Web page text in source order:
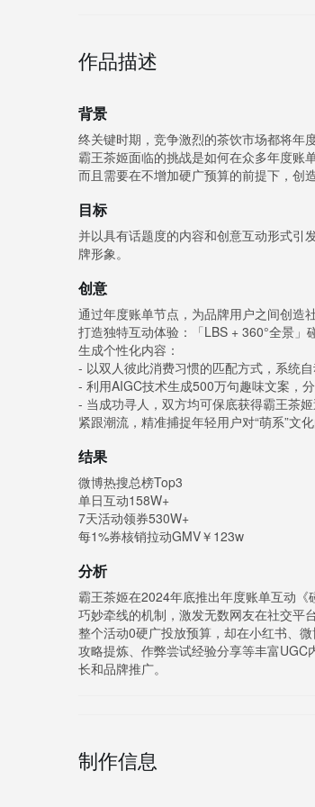
作品描述
背景
终关键时期，竞争激烈的茶饮市场都将年
霸王茶姬面临的挑战是如何在众多年度账
而且需要在不增加硬广预算的前提下，创
目标
并以具有话题度的内容和创意互动形式引
牌形象。
创意
通过年度账单节点，为品牌用户之间创造
打造独特互动体验：「LBS + 360°全景」
生成个性化内容：
- 以双人彼此消费习惯的匹配方式，系统
- 利用AIGC技术生成500万句趣味文案，
- 当成功寻人，双方均可保底获得霸王茶
紧跟潮流，精准捕捉年轻用户对“萌系”文
结果
微博热搜总榜Top3
单日互动158W+
7天活动领券530W+
每1%券核销拉动GMV￥123w
分析
霸王茶姬在2024年底推出年度账单互动
巧妙牵线的机制，激发无数网友在社交平
整个活动0硬广投放预算，却在小红书、
攻略提炼、作弊尝试经验分享等丰富
长和品牌推广。
制作信息